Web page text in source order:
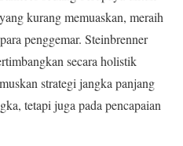
kurang memuaskan, meraih
penggemar. Steinbrenner
secara holistik
strategi jangka panjang
tetapi juga pada pencapaian